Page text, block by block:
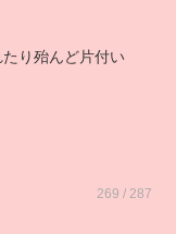
り殆んど片付い
269 / 287